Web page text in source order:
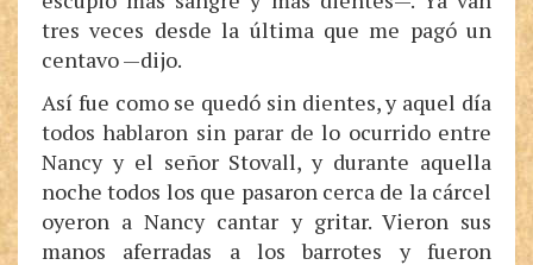
tres veces desde la última que me pagó un
centavo —dijo.
Así fue como se quedó sin dientes, y aquel día
todos hablaron sin parar de lo ocurrido entre
Nancy y el señor Stovall, y durante aquella
noche todos los que pasaron cerca de la cárcel
oyeron a Nancy cantar y gritar. Vieron sus
manos aferradas a los barrotes y fueron